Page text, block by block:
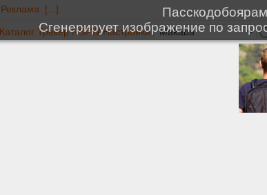
Реклама [...]
Каталог Трекер NSFW Настройки